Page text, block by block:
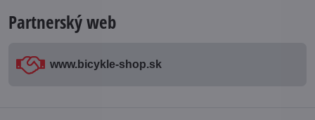
Partnerský web
www​.bicykle-shop​.sk